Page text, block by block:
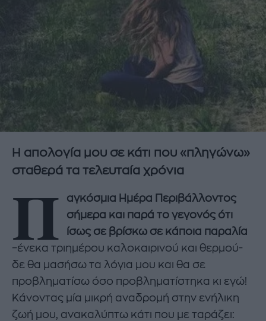
Η απολογία μου σε κάτι που «πληγώνω»
σταθερά τα τελευταία χρόνια
Π
αγκόσμια Ημέρα Περιβάλλοντος
σήμερα και παρά το γεγονός ότι
ίσως σε βρίσκω σε κάποια παραλία
–ένεκα τριημέρου καλοκαιρινού και θερμού-
δε θα μασήσω τα λόγια μου και θα σε
προβληματίσω όσο προβληματίστηκα κι εγώ!
Κάνοντας μία μικρή αναδρομή στην ενήλικη
ζωή μου, ανακαλύπτω κάτι που με ταράζει: